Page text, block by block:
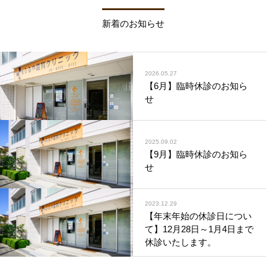
新着のお知らせ
2026.05.27
【6月】臨時休診のお知ら
せ
2025.09.02
【9月】臨時休診のお知ら
せ
2023.12.29
【年末年始の休診日につい
て】12月28日～1月4日まで
休診いたします。